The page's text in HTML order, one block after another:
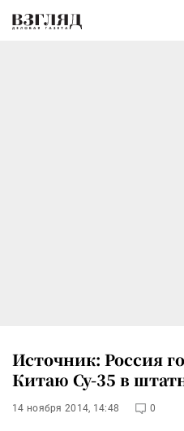
Источник: Россия
Китаю Су-35 в
14 ноября 2014, 14:48 0